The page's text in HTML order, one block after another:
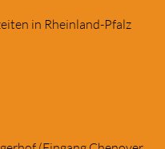
in Rheinland-Pfalz